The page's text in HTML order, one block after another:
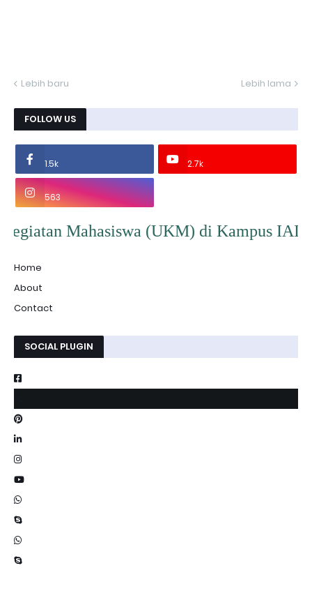
Lebih baru Lebih lama
FOLLOW US
1.5k 2.7k
563
(UKM) di Kampus IAI Persis
Home
About
Contact
SOCIAL PLUGIN